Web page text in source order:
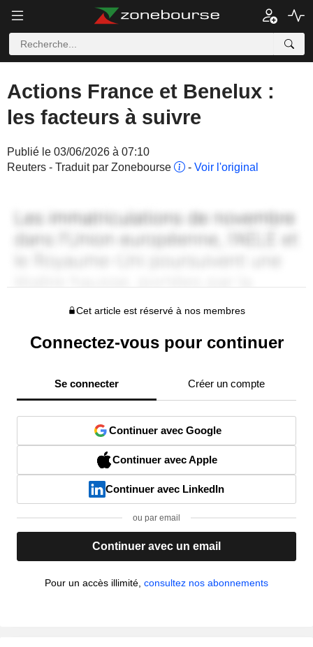
Actions France et Benelux :
les facteurs à suivre
Publié le 03/06/2026 à 07:10
Reuters - Traduit par Zonebourse
- Voir l'original
Cet article est réservé à nos membres
Connectez-vous pour continuer
Se connecter Créer un compte
Continuer avec Google
Continuer avec Apple
Continuer avec LinkedIn
ou par email
Continuer avec un email
Pour un accès illimité, consultez nos abonnements